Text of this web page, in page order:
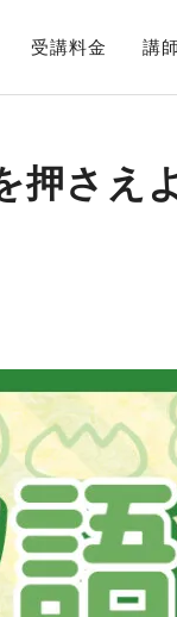
受講料金 講
押さえ